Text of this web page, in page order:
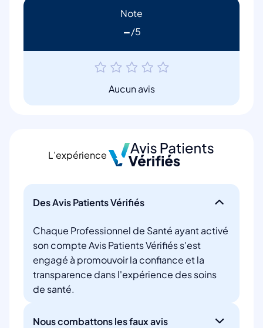
Note
-
Aucun avis
L’expérience
Des Avis Patients Vérifiés
Chaque Professionnel de Santé ayant activé
son compte Avis Patients Vérifiés s'est
engagé à promouvoir la confiance et la
transparence dans l'expérience des soins
de santé.
Nous combattons les faux avis